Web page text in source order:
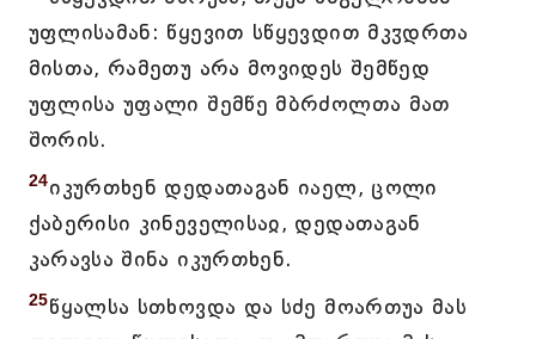
უფლისამან: წყევით სწყევდით მკჳდრთა
მისთა, რამეთუ არა მოვიდეს შემწედ
უფლისა უფალი შემწე მბრძოლთა მათ
შორის.
24იკურთხენ დედათაგან იაელ, ცოლი
ქაბერისი კინეველისაჲ, დედათაგან
კარავსა შინა იკურთხენ.
25წყალსა სთხოვდა და სძე მოართუა მას